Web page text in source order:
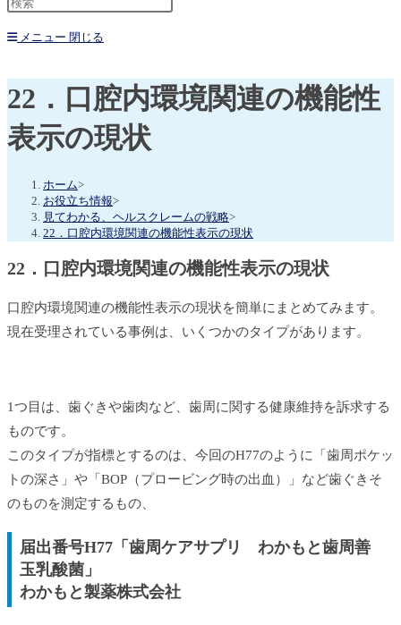
メニュー 閉じる
22．口腔内環境関連の機能性
表示の現状
ホーム>
お役立ち情報>
見てわかる、ヘルスクレームの戦略>
22．口腔内環境関連の機能性表示の現状
22．口腔内環境関連の機能性表示の現状
口腔内環境関連の機能性表示の現状を簡単にまとめてみます。
現在受理されている事例は、いくつかのタイプがあります。
1つ目は、歯ぐきや歯肉など、歯周に関する健康維持を訴求する
ものです。
このタイプが指標とするのは、今回のH77のように「歯周ポケッ
トの深さ」や「BOP（プロービング時の出血）」など歯ぐきそ
のものを測定するもの、
届出番号H77「歯周ケアサプリ わかもと歯周善
玉乳酸菌」
わかもと製薬株式会社